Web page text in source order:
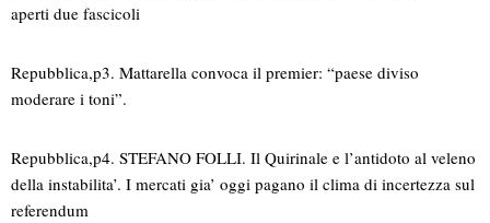
aperti due fascicoli
Repubblica,p3. Mattarella convoca il premier: “paese diviso
moderare i toni”.
Repubblica,p4. STEFANO FOLLI. Il Quirinale e l’antidoto al veleno
della instabilita’. I mercati gia’ oggi pagano il clima di incertezza sul
referendum